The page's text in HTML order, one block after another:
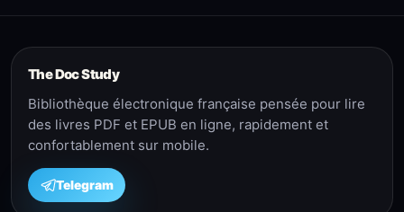
The Doc Study
Bibliothèque électronique française pensée pour lire
des livres PDF et EPUB en ligne, rapidement et
confortablement sur mobile.
Telegram